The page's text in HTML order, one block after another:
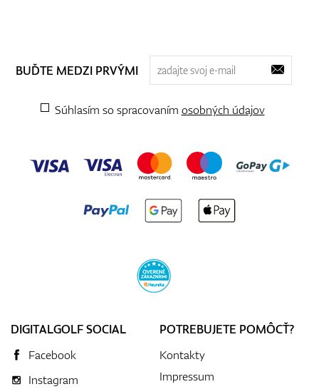
BUĎTE MEDZI PRVÝMI
Súhlasím so spracovaním osobných údajov
DIGITALGOLF SOCIAL
Facebook
Instagram
POTREBUJETE POMÔCŤ?
Kontakty
Impressum